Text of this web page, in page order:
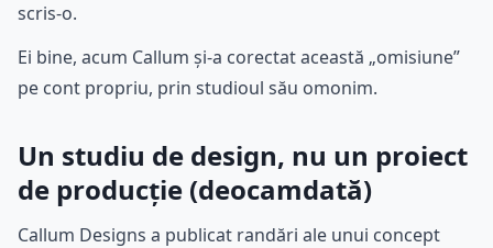
scris-o.
Ei bine, acum Callum și-a corectat această „omisiune”
pe cont propriu, prin studioul său omonim.
Un studiu de design, nu un proiect
de producție (deocamdată)
Callum Designs a publicat randări ale unui concept